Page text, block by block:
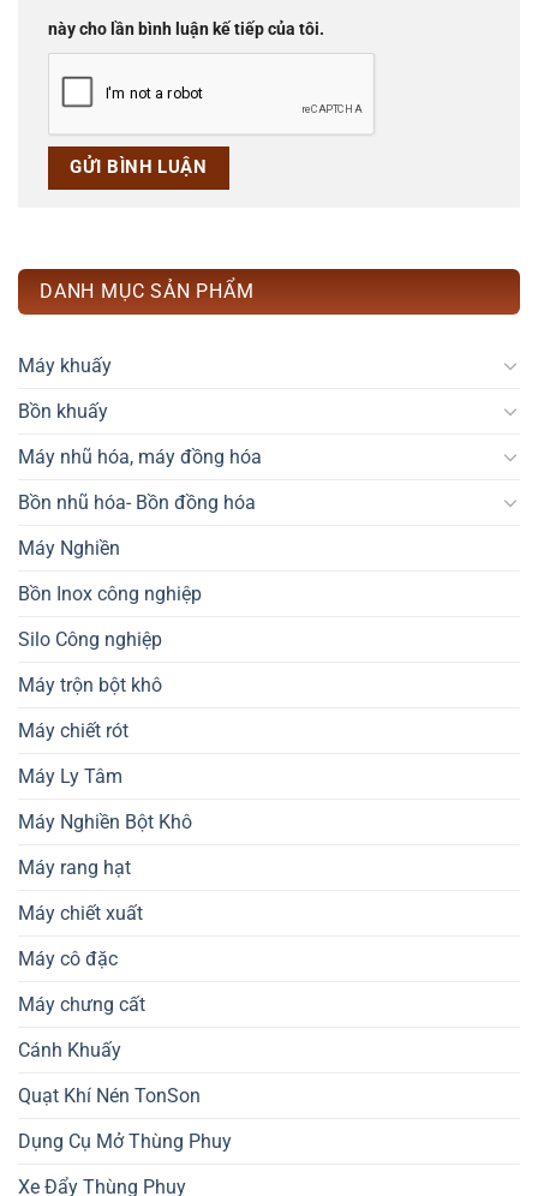
này cho lần bình luận kế tiếp của tôi.
DANH MỤC SẢN PHẨM
Máy khuấy
Bồn khuấy
Máy nhũ hóa, máy đồng hóa
Bồn nhũ hóa- Bồn đồng hóa
Máy Nghiền
Bồn Inox công nghiệp
Silo Công nghiệp
Máy trộn bột khô
Máy chiết rót
Máy Ly Tâm
Máy Nghiền Bột Khô
Máy rang hạt
Máy chiết xuất
Máy cô đặc
Máy chưng cất
Cánh Khuấy
Quạt Khí Nén TonSon
Dụng Cụ Mở Thùng Phuy
Xe Đẩy Thùng Phuy